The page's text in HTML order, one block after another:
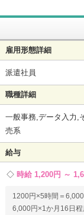
雇用形態詳細
派遣社員
職種詳細
一般事務,データ入力,
売系
給与
時給 1,200円 ～
1200円×5時間＝
6,000円×1か月16日